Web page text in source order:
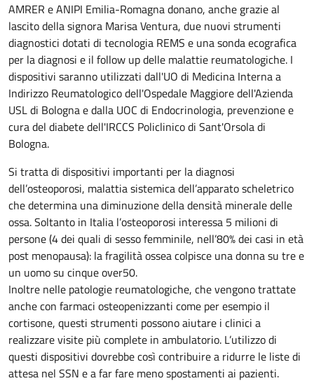
AMRER e ANIPI Emilia-Romagna donano, anche grazie al
lascito della signora Marisa Ventura, due nuovi strumenti
diagnostici dotati di tecnologia REMS e una sonda ecografica
per la diagnosi e il follow up delle malattie reumatologiche. I
dispositivi saranno utilizzati dall'UO di Medicina Interna a
Indirizzo Reumatologico dell'Ospedale Maggiore dell'Azienda
USL di Bologna e dalla UOC di Endocrinologia, prevenzione e
cura del diabete dell'IRCCS Policlinico di Sant'Orsola di
Bologna.
Si tratta di dispositivi importanti per la diagnosi
dell’osteoporosi, malattia sistemica dell’apparato scheletrico
che determina una diminuzione della densità minerale delle
ossa. Soltanto in Italia l’osteoporosi interessa 5 milioni di
persone (4 dei quali di sesso femminile, nell’80% dei casi in età
post menopausa): la fragilità ossea colpisce una donna su tre e
un uomo su cinque over50.
Inoltre nelle patologie reumatologiche, che vengono trattate
anche con farmaci osteopenizzanti come per esempio il
cortisone, questi strumenti possono aiutare i clinici a
realizzare visite più complete in ambulatorio. L’utilizzo di
questi dispositivi dovrebbe così contribuire a ridurre le liste di
attesa nel SSN e a far fare meno spostamenti ai pazienti.